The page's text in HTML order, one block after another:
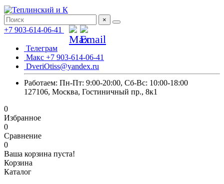
×
+7 903-614-06-41
Телеграм
Макс +7 903-614-06-41
DveriOtiss@yandex.ru
Работаем: Пн-Пт: 9:00-20:00, Сб-Вс: 10:00-18:00
127106, Москва, Гостиничный пр., 8к1
0
Избранное
0
Сравнение
0
Ваша корзина пуста!
Корзина
Каталог